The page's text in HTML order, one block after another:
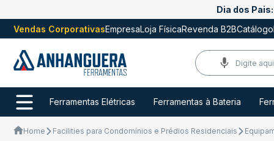
Dia dos Pais:
Vendas CorporativasEmpresaLoja FísicaRevenda B2BCatálogo
Ferramentas Elétricas Ferramentas à Bateria
Home Facilities para Condomínios e Prédios Residenciais